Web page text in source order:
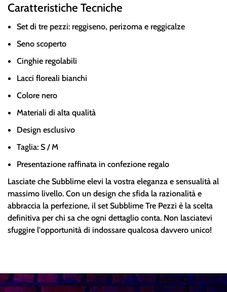
Caratteristiche Tecniche
Set di tre pezzi: reggiseno, perizoma e reggicalze
Seno scoperto
Cinghie regolabili
Lacci floreali bianchi
Colore nero
Materiali di alta qualità
Design esclusivo
Taglia: S / M
Presentazione raffinata in confezione regalo
Lasciate che Subblime elevi la vostra eleganza e sensualità al
massimo livello. Con un design che sfida la razionalità e
abbraccia la perfezione, il set Subblime Tre Pezzi è la scelta
definitiva per chi sa che ogni dettaglio conta. Non lasciatevi
sfuggire l'opportunità di indossare qualcosa davvero unico!